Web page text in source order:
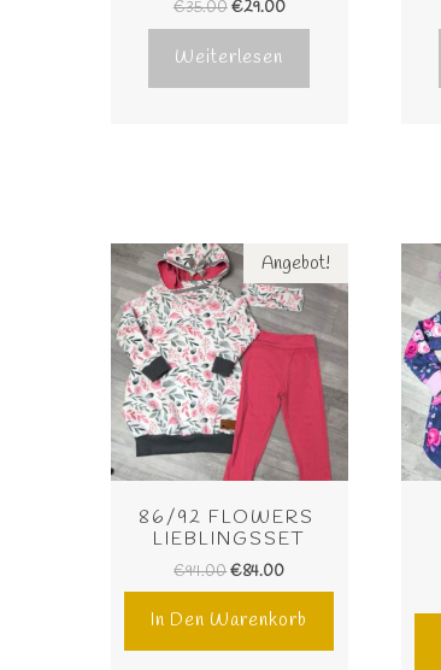
€35.00€29.00
Weiterlesen
Angebot!
86/92 FLOWERS
LIEBLINGSSET
€94.00€84.00
In Den Warenkorb